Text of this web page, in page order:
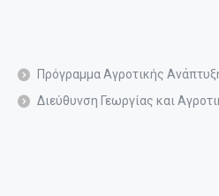
Πρόγραμμα Αγροτικής
Διεύθυνση Γεωργίας και